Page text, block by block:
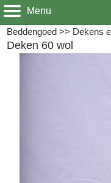
Menu
Beddengoed >> Dekens
Deken 60 wol